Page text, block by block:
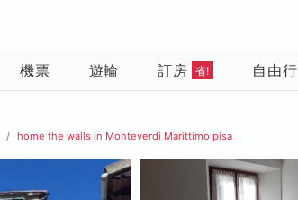
機票 遊輪 訂房 省! 自由行
home the walls in Monteverdi Marittimo pisa